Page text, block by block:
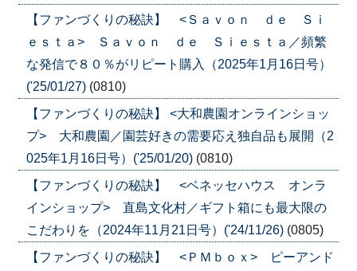
【ファンづくりの秘訣】 <Ｓａｖｏｎ ｄｅ Ｓｉ
ｅｓｔａ> Ｓａｖｏｎ ｄｅ Ｓｉｅｓｔａ／頻繁
な発信で８０％がリピート購入（2025年1月16日号）
('25/01/27) (0810)
【ファンづくりの秘訣】 <大和農園オンラインショッ
プ> 大和農園／園芸好きの需要応え独自品も展開（2
025年1月16日号）('25/01/20) (0810)
【ファンづくりの秘訣】 <ベネッセハウス オンラ
インショップ> 直島文化村／ギフト箱にも最大限の
こだわりを（2024年11月21日号）('24/11/26) (0805)
【ファンづくりの秘訣】 <ＰＭｂｏｘ> ピーアンド